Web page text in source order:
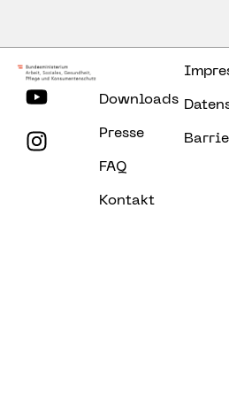
Downloads
Presse
FAQ
Kontakt